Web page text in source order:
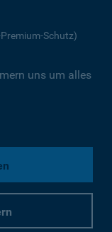
Schutz)
uns um alles